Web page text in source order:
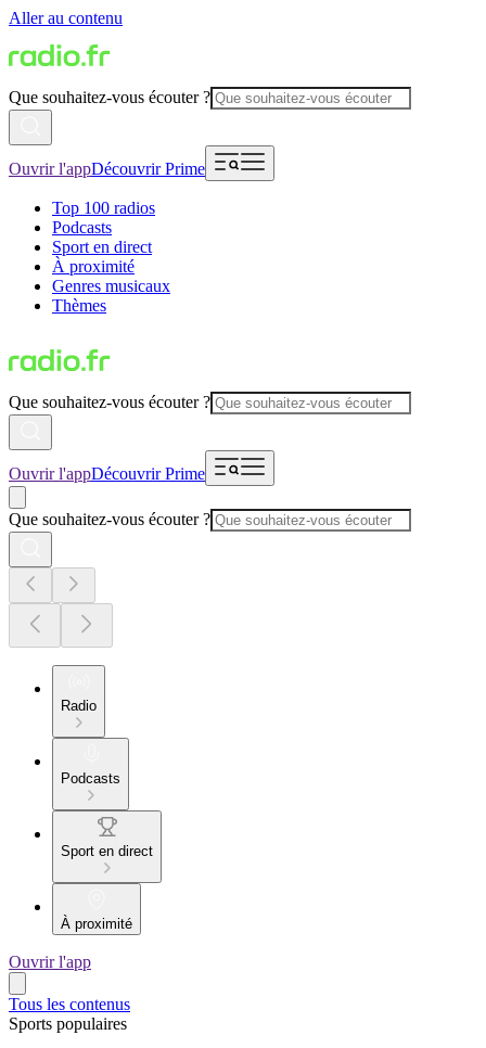
Aller au contenu
Que souhaitez-vous écouter ?
Ouvrir l'appDécouvrir Prime
Top 100 radios
Podcasts
Sport en direct
À proximité
Genres musicaux
Thèmes
Que souhaitez-vous écouter ?
Ouvrir l'appDécouvrir Prime
Que souhaitez-vous écouter ?
Radio
Podcasts
Sport en direct
À proximité
Ouvrir l'app
Tous les contenus
Sports populaires